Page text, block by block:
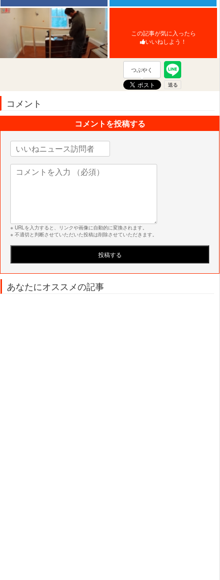
この記事が気に入ったら
いいねしよう！
つぶやく
コメント
コメントを投稿する
※ URLを入力すると、リンクや画像に自動的に変換されます。
※ 不適切と判断させていただいた投稿は削除させていただきます。
あなたにオススメの記事